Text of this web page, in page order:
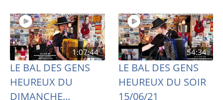
1:07:44
LE BAL DES GENS
HEUREUX DU
DIMANCHE...
54:34
LE BAL DES GENS
HEUREUX DU SOIR
15/06/21